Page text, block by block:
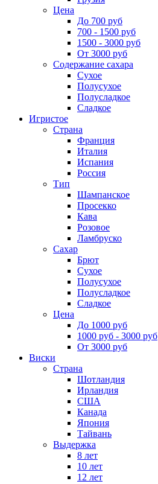
Цена
До 700 руб
700 - 1500 руб
1500 - 3000 руб
От 3000 руб
Содержание сахара
Сухое
Полусухое
Полусладкое
Сладкое
Игристое
Страна
Франция
Италия
Испания
Россия
Тип
Шампанское
Просекко
Кава
Розовое
Ламбруско
Сахар
Брют
Сухое
Полусухое
Полусладкое
Сладкое
Цена
До 1000 руб
1000 руб - 3000 руб
От 3000 руб
Виски
Страна
Шотландия
Ирландия
США
Канада
Япония
Тайвань
Выдержка
8 лет
10 лет
12 лет